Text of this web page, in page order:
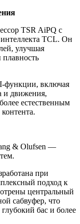
TSR AiPQ с
TCL. Он
улучшая
плавность
функции, включая
и движения,
естественным
& Olufsen —
при
подход к
центральный
сабвуфер, что
бас и более